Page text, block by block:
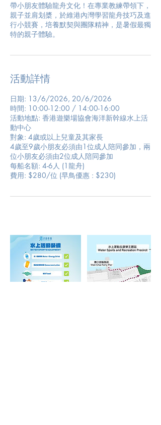
帶小朋友體驗龍舟文化！在專業教練帶領下，
親子並肩划槳，於維港內灣學習龍舟技巧及進
行小競賽，培養默契與團隊精神，是暑假最獨
特的親子體驗。
活動詳情
日期: 13/6/2026, 20/6/2026
時間: 10:00-12:00 / 14:00-16:00
活動地點: 香港遊樂場協會海洋新幹線水上活
動中心
對象: 4歲或以上兒童及其家長
4歲至9歲小朋友必須由1位成人陪同參加，兩
位小朋友必須由2位成人陪同參加
每船名額: 4-6人 (1龍舟)
費用: $280/位 (早鳥優惠 : $230)